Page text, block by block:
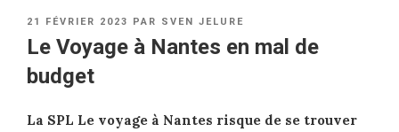
PUBLIÉ
LE
21 FÉVRIER 2023 PAR SVEN JELURE
Le Voyage à Nantes en mal de
budget
La SPL Le voyage à Nantes risque de se trouver